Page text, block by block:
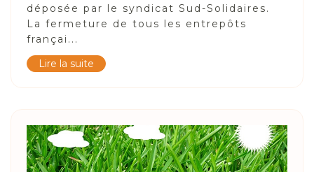
déposée par le syndicat Sud-Solidaires.
La fermeture de tous les entrepôts
françai...
Lire la suite